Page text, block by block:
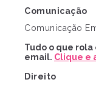
Comunicação
Comunicação
Tudo o que
email. Clique e
Direito